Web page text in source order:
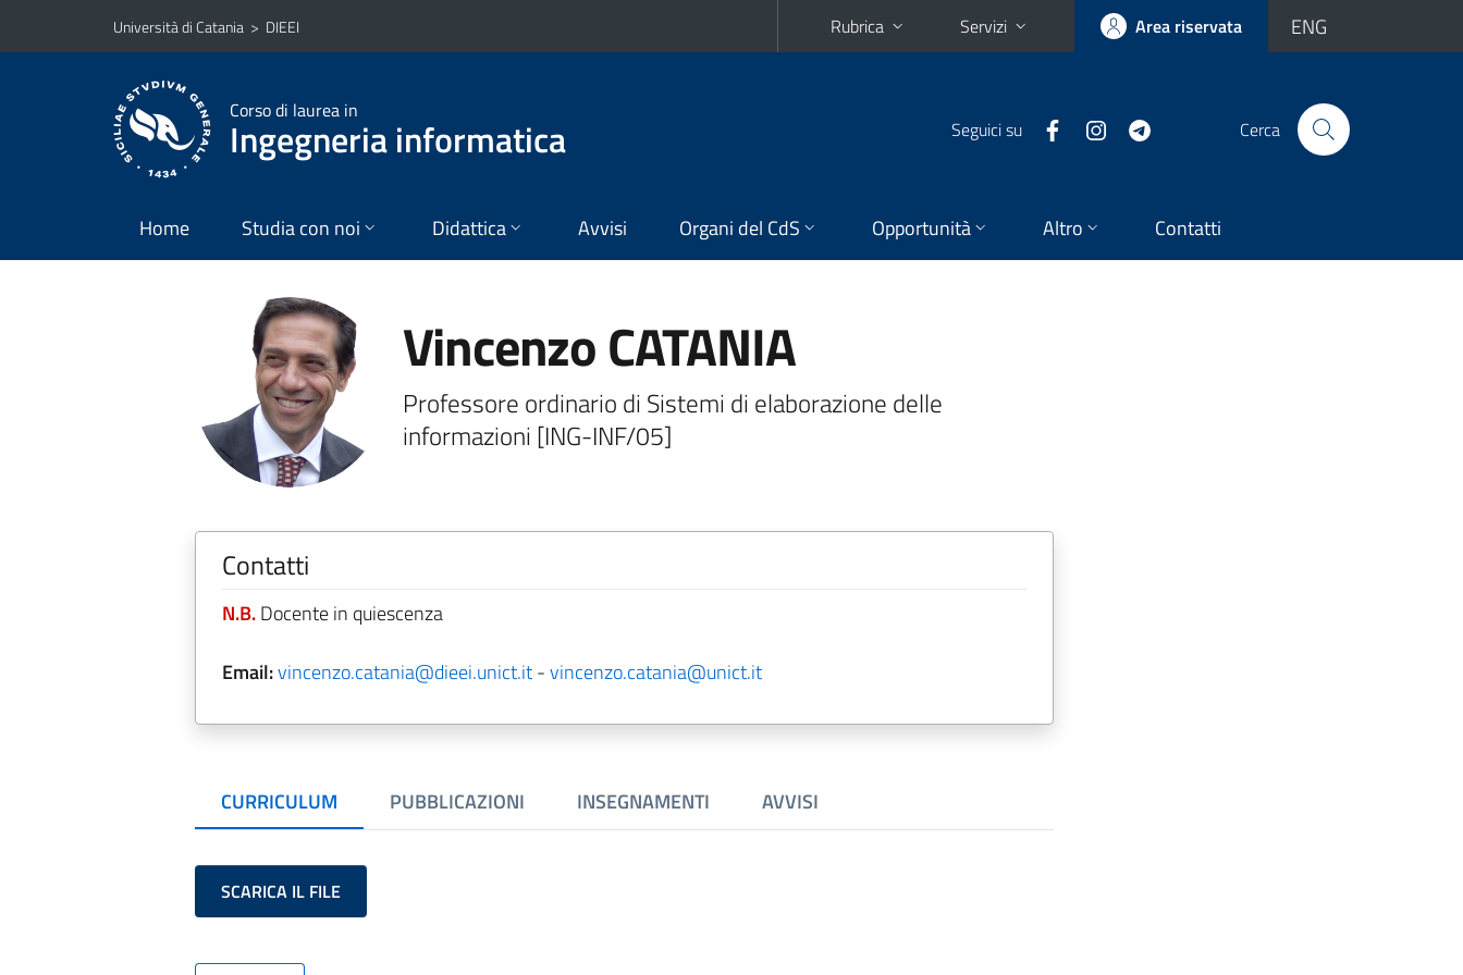
Vai al contenuto principale
Vai al menu di navigazione
Università di Catania > DIEEI Rubrica Servizi Area riservata ENG
Corso di laurea in
Ingegneria informatica Seguici su Cerca
Home Studia con noi Didattica Avvisi Organi del CdS Opportunità Altro Contatti
Vincenzo CATANIA
Professore ordinario di Sistemi di elaborazione delle
informazioni [ING-INF/05]
Contatti
N.B.Docente in quiescenza
Email:vincenzo.catania@dieei.unict.it-vincenzo.catania@unict.it
CURRICULUM PUBBLICAZIONI INSEGNAMENTI AVVISI
SCARICA IL FILE